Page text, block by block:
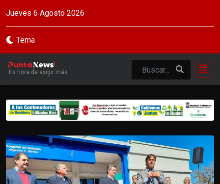
Jueves 6 Agosto 2026
Tema
Es hora de exigir más